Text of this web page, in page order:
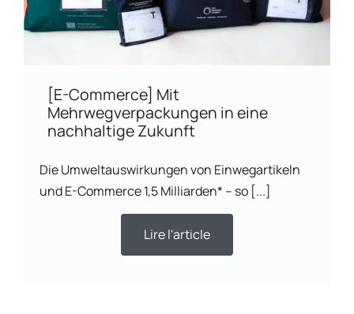
[E-Commerce] Mit
Mehrwegverpackungen in eine
nachhaltige Zukunft
Die Umweltauswirkungen von Einwegartikeln
und E-Commerce 1,5 Milliarden* – so [...]
Lire l'article